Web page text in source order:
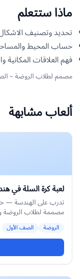
ماذا ستتعلم
تحديد وتصنيف الاشكال
حساب المحيط
فهم العلاقات المكانية
مصمم لطلاب الروضة –
ألعاب مشابهة
لعبة كرة السلة في
تدرب على الهندسة —
مصممة لطلاب
الروضة الصف الأول